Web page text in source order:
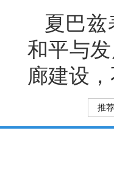
夏巴
和平与
廊建设
推